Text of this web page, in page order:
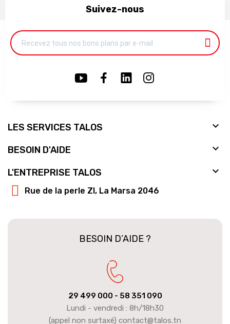
Suivez-nous
LES SERVICES TALOS 
BESOIN D'AIDE 
L'ENTREPRISE TALOS 
Rue de la perle ZI, La Marsa 2046
BESOIN D’AIDE ?
29 499 000 - 58 351 090
Lundi - vendredi : 8h/18h30
(appel non surtaxé) contact@talos.tn